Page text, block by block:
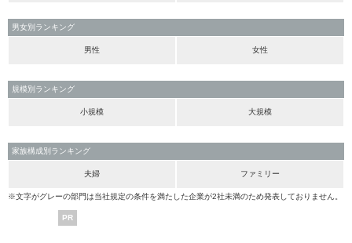
男女別ランキング
男性 女性
規模別ランキング
小規模 大規模
家族構成別ランキング
夫婦 ファミリー
※文字がグレーの部門は当社規定の条件を満たした企業が2社未満のため発表しておりません。
PR